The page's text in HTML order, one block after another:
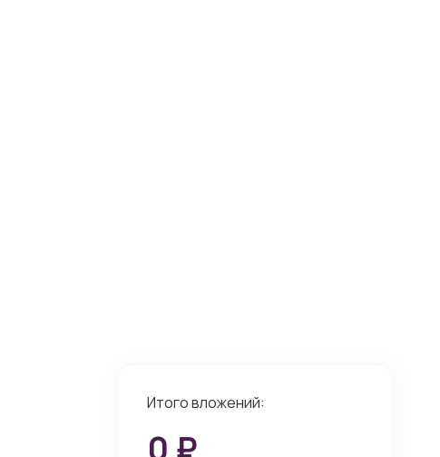
Итого вложений: